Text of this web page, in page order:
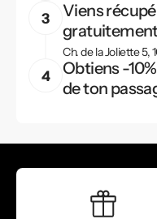
Viens
Ch. de la Joliette 5,
Obtiens -
de ton